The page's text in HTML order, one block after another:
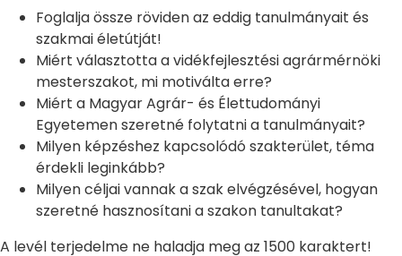
Foglalja össze röviden az eddig tanulmányait és
szakmai életútját!
Miért választotta a vidékfejlesztési agrármérnöki
mesterszakot, mi motiválta erre?
Miért a Magyar Agrár- és Élettudományi
Egyetemen szeretné folytatni a tanulmányait?
Milyen képzéshez kapcsolódó szakterület, téma
érdekli leginkább?
Milyen céljai vannak a szak elvégzésével, hogyan
szeretné hasznosítani a szakon tanultakat?
A levél terjedelme ne haladja meg az 1500 karaktert!